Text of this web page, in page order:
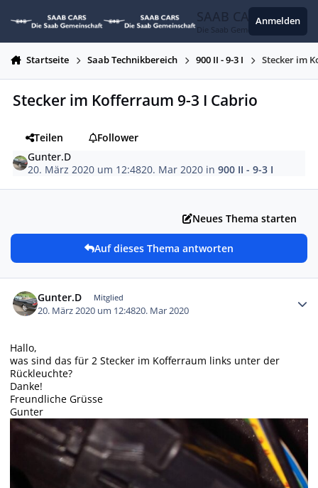
SAAB CARS
Die Saab Gemeinschaft
Anmelden
Startseite Saab Technikbereich 900 II - 9-3 I Stecker im
Stecker im Kofferraum 9-3 I Cabrio
Teilen
Follower
Gunter.D
20. März 2020 um 12:4820. Mar 2020 in900 II - 9-3 I
Neues Thema starten
Auf dieses Thema antworten
Gunter.D Mitglied
20. März 2020 um 12:4820. Mar 2020
Hallo,
was sind das für 2 Stecker im Kofferraum links unter der
Rückleuchte?
Danke!
Freundliche Grüsse
Gunter